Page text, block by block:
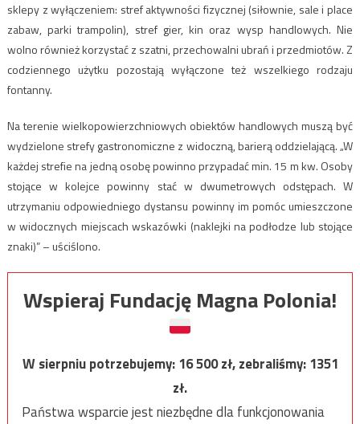
sklepy z wyłączeniem: stref aktywności fizycznej (siłownie, sale i place
zabaw, parki trampolin), stref gier, kin oraz wysp handlowych. Nie
wolno również korzystać z szatni, przechowalni ubrań i przedmiotów. Z
codziennego użytku pozostają wyłączone też wszelkiego rodzaju
fontanny.
Na terenie wielkopowierzchniowych obiektów handlowych muszą być
wydzielone strefy gastronomiczne z widoczną, barierą oddzielającą. „W
każdej strefie na jedną osobę powinno przypadać min. 15 m kw. Osoby
stojące w kolejce powinny stać w dwumetrowych odstępach. W
utrzymaniu odpowiedniego dystansu powinny im pomóc umieszczone
w widocznych miejscach wskazówki (naklejki na podłodze lub stojące
znaki)” – uściślono.
Wspieraj Fundację Magna Polonia!
W sierpniu potrzebujemy:16 500zł, zebraliśmy:1351
zł.
Państwa wsparcie jest niezbędne dla funkcjonowania